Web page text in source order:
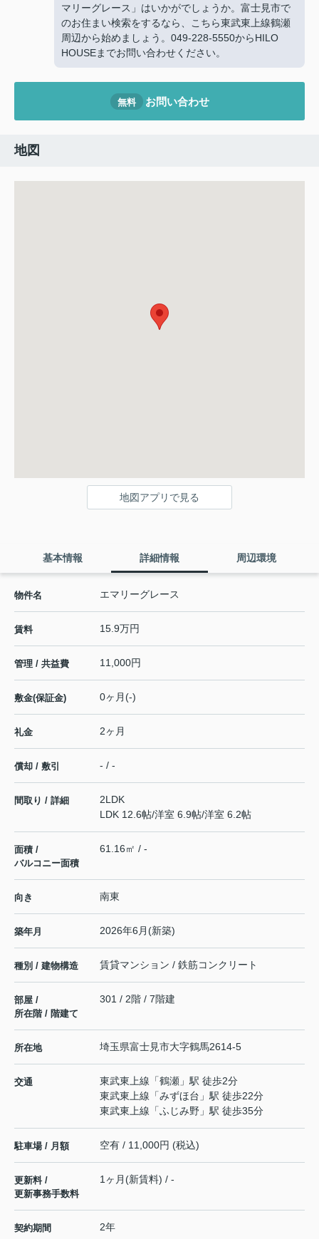
マリーグレース」はいかがでしょうか。富士見市で
のお住まい検索をするなら、こちら東武東上線鶴瀬
周辺から始めましょう。049-228-5550からHILO
HOUSEまでお問い合わせください。
無料 お問い合わせ
地図
地図アプリで見る
基本情報 詳細情報 周辺環境
物件名 エマリーグレース
賃料 15.9万円
管理 / 共益費 11,000円
敷金(保証金) 0ヶ月(-)
礼金 2ヶ月
償却 / 敷引 - / -
間取り / 詳細
2LDK
LDK 12.6帖/洋室 6.9帖/洋室 6.2帖
面積 /
バルコニー面積
61.16㎡ / -
向き 南東
築年月 2026年6月(新築)
種別 / 建物構造 賃貸マンション / 鉄筋コンクリート
部屋 /
所在階 / 階建て
301 / 2階 / 7階建
所在地 埼玉県富士見市大字鶴馬2614-5
交通 東武東上線 「鶴瀬 」駅 徒歩2分
東武東上線 「みずほ台 」駅 徒歩22分
東武東上線 「ふじみ野 」駅 徒歩35分
駐車場 / 月額 空有 / 11,000円 (税込)
更新料 /
更新事務手数料
1ヶ月(新賃料) / -
契約期間 2年